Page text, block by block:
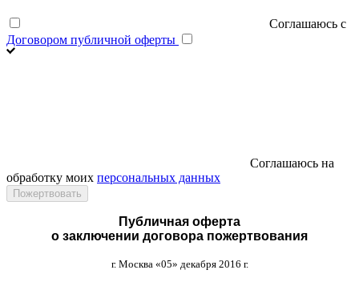
Соглашаюсь с
Договором публичной оферты
Соглашаюсь на
обработку моих персональных данных
Публичная оферта
о заключении договора пожертвования
г. Москва «05» декабря 2016 г.